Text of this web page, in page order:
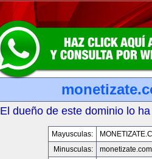
El dueño de este dominio lo
Mayusculas:
Minusculas:
monetizate.com